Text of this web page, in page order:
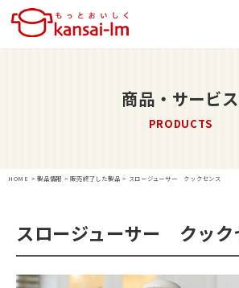
商品・サービス
PRODUCTS
HOME >製品情報 >販売終了した製品 > スロージューサー クックセンス
スロージューサー クック